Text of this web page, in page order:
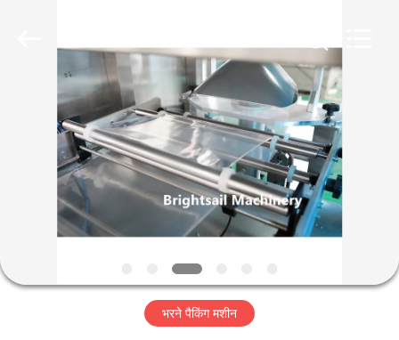
उत्पादों
वीडियो
हमारे
बारे
भरने पैकिंग मशीन